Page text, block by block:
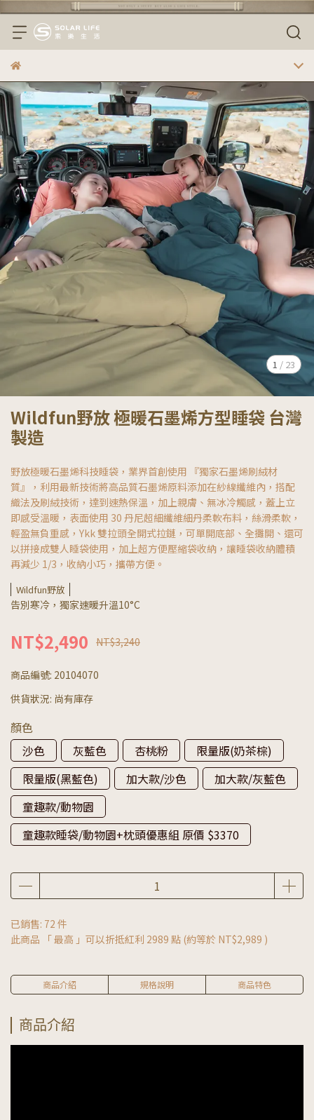
1 / 23
Wildfun野放 極暖石墨烯方型睡袋 台灣
製造
野放極暖石墨烯科技睡袋，業界首創使用 『獨家石墨烯刷絨材
質』，利用最新技術將高品質石墨烯原料添加在紗線纖維內，搭配
織法及刷絨技術，達到速熱保溫，加上親膚、無冰冷觸感，蓋上立
即感受溫暖，表面使用 30 丹尼超細纖維細丹柔軟布料，絲滑柔軟，
輕盈無負重感，Ykk 雙拉頭全開式拉鏈，可單開底部、全攤開、還可
以拼接成雙人睡袋使用，加上超方便壓縮袋收納，讓睡袋收納體積
再減少 1/3，收納小巧，攜帶方便。
Wildfun野放
告別寒冷，獨家速暖升溫10°C
NT$2,490 NT$3,240
商品編號: 20104070
供貨狀況: 尚有庫存
顏色
沙色
灰藍色 杏桃粉
限量版(奶茶棕)
限量版(黑藍色)
加大款/沙色
加大款/灰藍色
童趣款/動物園
童趣款睡袋/動物園+枕頭優惠組 原價 $3370
已銷售: 72 件
此商品 「 最高 」可以折抵紅利 2989 點 (約等於 NT$2,989 )
商品介紹 規格說明 商品特色
商品介紹